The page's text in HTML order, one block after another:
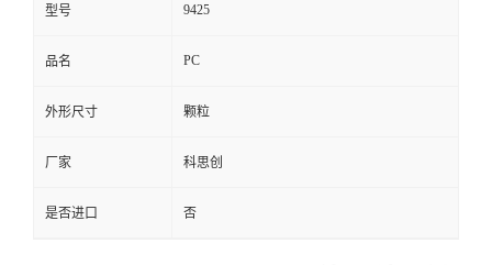
型号 9425
品名 PC
外形尺寸 颗粒
厂家 科思创
是否进口 否